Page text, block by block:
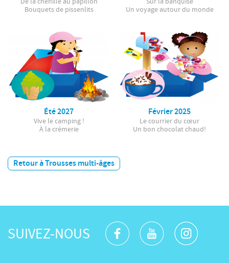
Bouquets de pissenlits
Un voyage autour du monde
Été 2027
Vive le camping !
À la crémerie
Février 2025
Le courrier du cœur
Un bon chocolat chaud!
Retour à Trousses multi-âges
SUIVEZ-NOUS